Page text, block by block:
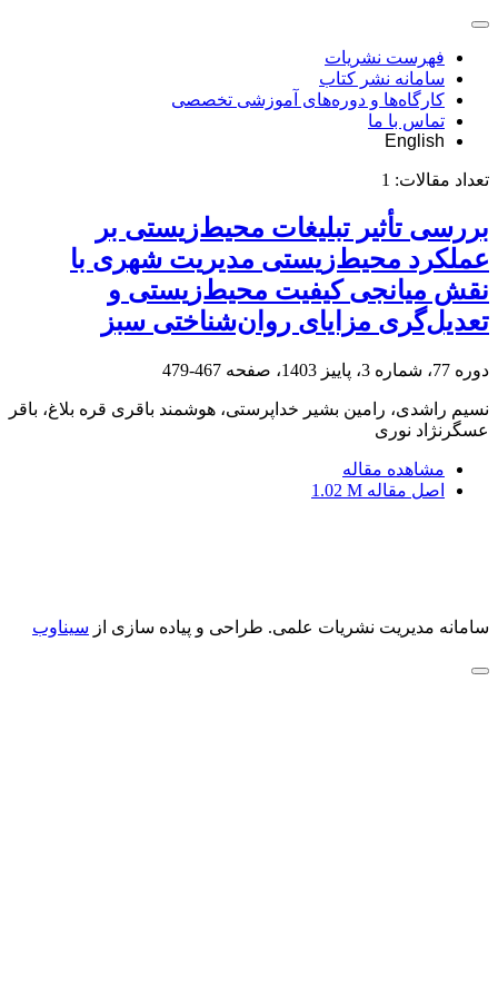
فهرست نشریات
سامانه نشر کتاب
کارگاه‌ها و دوره‌های آموزشی تخصصی
تماس با ما
English
تعداد مقالات: 1
بررسی تأثیر تبلیغات محیط‌زیستی بر
عملکرد محیط‌زیستی مدیریت شهری با
نقش میانجی کیفیت محیط‌زیستی و
تعدیل‌گری مزایای روان‌شناختی سبز
دوره 77، شماره 3، پاییز 1403، صفحه 467-479
نسیم راشدی، رامین بشیر خداپرستی، هوشمند باقری قره بلاغ، باقر
عسگرنژاد نوری
مشاهده مقاله
اصل مقاله 1.02 M
سامانه مدیریت نشریات علمی. طراحی و پیاده سازی از سیناوب